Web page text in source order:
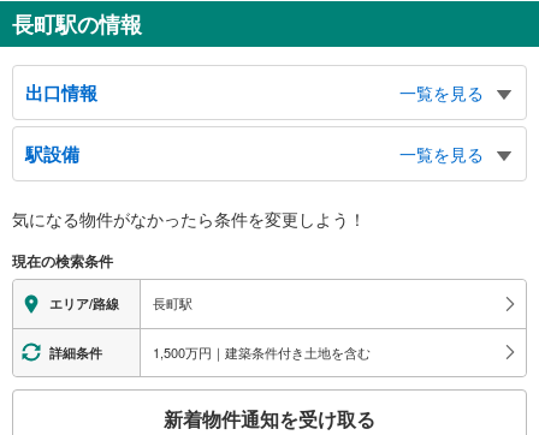
長町駅の情報
出口情報
一覧を見る
北１出口
あすと長町１丁目、長町３丁目、郡山１・２丁目、八本松１・２丁目、長町商
店街東、仙台市立病院、スーパースポーツゼビオ あすと長町店、ゼビオアリ
ーナ仙台、グラン・スポール あすと長町、漁亭浜や あすと長町店、ｋｎｂ
東日本放送
北２出口
長町３～５・７・８丁目、長町商店街東、長町商店街西、市交通局長町営業
所、長町小学校、長町病院、サンコウヒルズエステート
南１出口
長町５丁目～７丁目、長町南１丁目、長町商店街西、仙台南警察署、たいはっ
くる、太白区文化センター（らららホール）、イオプラザ、仙台南年金事務
所、（株）赤井沢 長町本店、森民ビル、バスのりば
駅設備
一覧を見る
※段差なしでの移動経路
【ＪＲ東日本】：○
【仙台市交通局】：○
エレベータ
【ＪＲ】
・ホーム⇔改札
【仙台市交通局】
気になる物件がなかったら条件を変更しよう！
現在の検索条件
エリア/路線 長町駅
詳細条件 1,500万円｜建築条件付き土地を含む
新着物件通知を受け取る